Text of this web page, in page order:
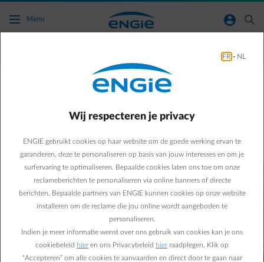
Ga naar de hoofdinhoud
Menu normal-account-circle search
Heb je een vraag over je energie?
Onze medewerkers beantwoorden ze graag. Bekijk onze korte
FR - NL
Wij respecteren je privacy
ENGIE gebruikt cookies op haar website om de goede werking ervan te
garanderen, deze te personaliseren op basis van jouw interesses en om je
surfervaring te optimaliseren. Bepaalde cookies laten ons toe om onze
reclameberichten te personaliseren via online banners of directe
berichten. Bepaalde partners van ENGIE kunnen cookies op onze website
installeren om de reclame die jou online wordt aangeboden te
personaliseren.
Indien je meer informatie wenst over ons gebruik van cookies kan je ons
cookiebeleid hier en ons Privacybeleid hier raadplegen. Klik op
“Accepteren” om alle cookies te aanvaarden en direct door te gaan naar